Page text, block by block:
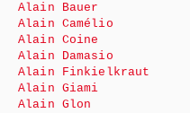
Alain Bauer
Alain Camélio
Alain Coine
Alain Damasio
Alain Finkielkraut
Alain Giami
Alain Glon